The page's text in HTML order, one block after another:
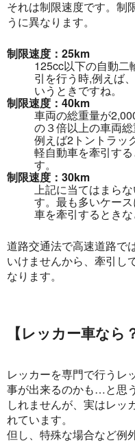
それは制限速度です。制
うに異なります。
制限速度：25km
125cc以下の自動二
引を行う時,例えば
いうときですね。
制限速度：40km
車両の総重量が
の３倍以上の車両
例えば2トントラッ
軽自動車を牽引す
す。
制限速度：30km
上記に当てはまら
す。最も多いケー
車を牽引するときな
道路交通法で高速道路で
いけませんから、牽引し
なります。
【レッカー車なら
レッカーを専門で行うレ
事が出来るのかも…と思
しれませんが、実はレッ
れています。
但し、特殊な場合など例